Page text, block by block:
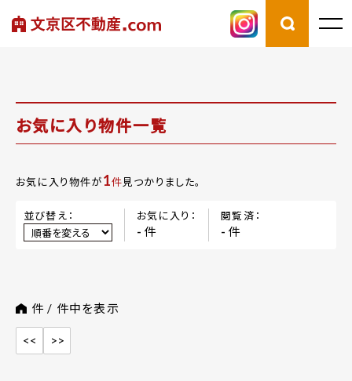
お気に入り物件一覧
お気に入り物件が1件見つかりました。
並び替え： お気に入り：
- 件
閲覧済：
- 件
件 / 件中を表示
<< >>